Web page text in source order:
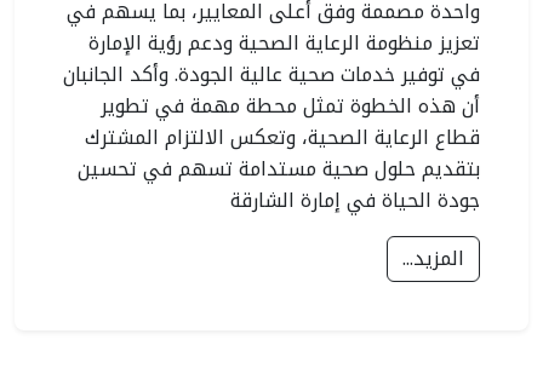
واحدة مصممة وفق أعلى المعايير، بما يسهم في
تعزيز منظومة الرعاية الصحية ودعم رؤية الإمارة
في توفير خدمات صحية عالية الجودة. وأكد الجانبان
أن هذه الخطوة تمثل محطة مهمة في تطوير
قطاع الرعاية الصحية، وتعكس الالتزام المشترك
بتقديم حلول صحية مستدامة تسهم في تحسين
جودة الحياة في إمارة الشارقة
المزيد...